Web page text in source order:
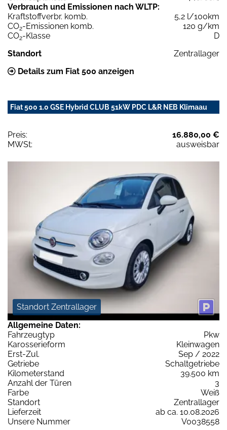
Verbrauch und Emissionen nach WLTP:
Kraftstoffverbr. komb.
5,2 l/100km
CO2-Emissionen komb.
120 g/km
CO2-Klasse
D
Standort
Zentrallager
Details zum Fiat 500 anzeigen
Fiat 500 1.0 GSE Hybrid CLUB 51kW PDC L&R NEB Klimaau
Preis:
16.880,00 €
MWSt:
ausweisbar
Standort Zentrallager
Allgemeine Daten:
Fahrzeugtyp
Pkw
Karosserieform
Kleinwagen
Erst-Zul.
Sep / 2022
Getriebe
Schaltgetriebe
Kilometerstand
39.500 km
Anzahl der Türen
3
Farbe
Weiß
Standort
Zentrallager
Lieferzeit
ab ca. 10.08.2026
Unsere Nummer
V0038558